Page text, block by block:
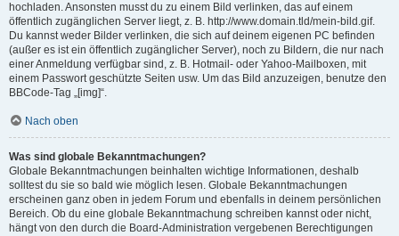
hochladen. Ansonsten musst du zu einem Bild verlinken, das auf einem
öffentlich zugänglichen Server liegt, z. B. http://www.domain.tld/mein-bild.gif.
Du kannst weder Bilder verlinken, die sich auf deinem eigenen PC befinden
(außer es ist ein öffentlich zugänglicher Server), noch zu Bildern, die nur nach
einer Anmeldung verfügbar sind, z. B. Hotmail- oder Yahoo-Mailboxen, mit
einem Passwort geschützte Seiten usw. Um das Bild anzuzeigen, benutze den
BBCode-Tag „[img]“.
Nach oben
Was sind globale Bekanntmachungen?
Globale Bekanntmachungen beinhalten wichtige Informationen, deshalb
solltest du sie so bald wie möglich lesen. Globale Bekanntmachungen
erscheinen ganz oben in jedem Forum und ebenfalls in deinem persönlichen
Bereich. Ob du eine globale Bekanntmachung schreiben kannst oder nicht,
hängt von den durch die Board-Administration vergebenen Berechtigungen